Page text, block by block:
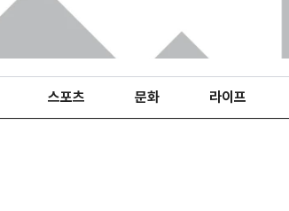
스포츠 문화 라이프